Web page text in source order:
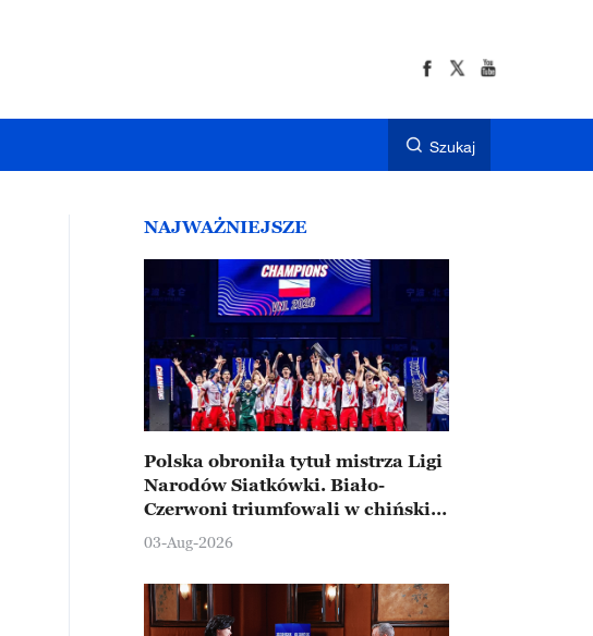
Szukaj
NAJWAŻNIEJSZE
Polska obroniła tytuł mistrza Ligi
Narodów Siatkówki. Biało-
Czerwoni triumfowali w chińskim
Ningbo
03-Aug-2026